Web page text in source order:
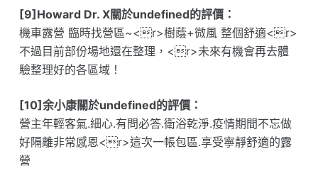
[9]Howard Dr. X關於undefined的評價：
機車露營 臨時找營區~<r>樹蔭+微風 整個舒適<r>
不過目前部份場地還在整理，<r>未來有機會再去體
驗整理好的各區域！
[10]余小康關於undefined的評價：
營主年輕客氣.細心.有問必答.衛浴乾淨.疫情期間不忘做
好隔離非常感恩<r>這次一帳包區.享受寧靜舒適的露
營